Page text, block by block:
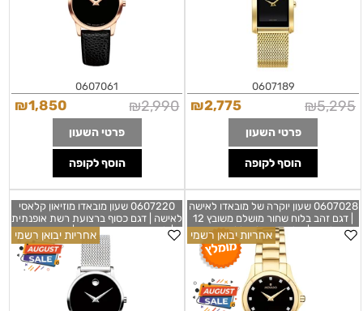
0607189
₪5,295
₪2,775
פרטי השעון
הוסף לקופה
0607061
₪2,990
₪1,850
פרטי השעון
הוסף לקופה
0607028 שעון יוקרה של מובאדו לאישה
| דגם זהב בלוח שחור מושלם משובץ 12
יהלומים | מלאי מוגבל כולל שנתיים
אחריות יבואן רשמי | Movado 0607028
Women's Collection Black Quartz
Watch
אחריות יבואן רשמי
0607220 שעון מובאדו מוזיאון קלאסי
לאישה | דגם כסוף ברצועת רשת אופנתית
| לוח שחור זכוכית ספיר | שעוני יוקרה
שווצריים לנשים | שנתיים אחריות יבואן
רשמי | Movado Women's Museum
Black Dial Stainless 060722
אחריות יבואן רשמי